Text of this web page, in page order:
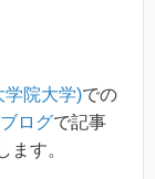
学院大学)での
ログで記事
ます。